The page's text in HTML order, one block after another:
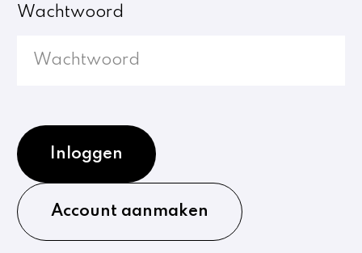
Wachtwoord
Inloggen
Account aanmaken